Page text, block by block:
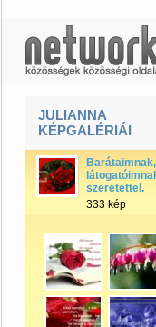
JULIANNA
KÉPGALÉRIÁI
Barátaimnak,
szeretettel.
333 kép